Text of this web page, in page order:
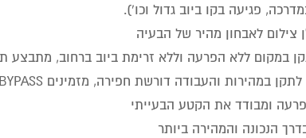
פגיעה בקו ביוב גדול וכו').
צילום לאבחון מהיר של הבעיה
במקום ללא הפרעה וללא זרימת ביוב ברחוב, מתבצע
ומבודד את הקטע הבעייתי
הנכונה והמהירה ביותר